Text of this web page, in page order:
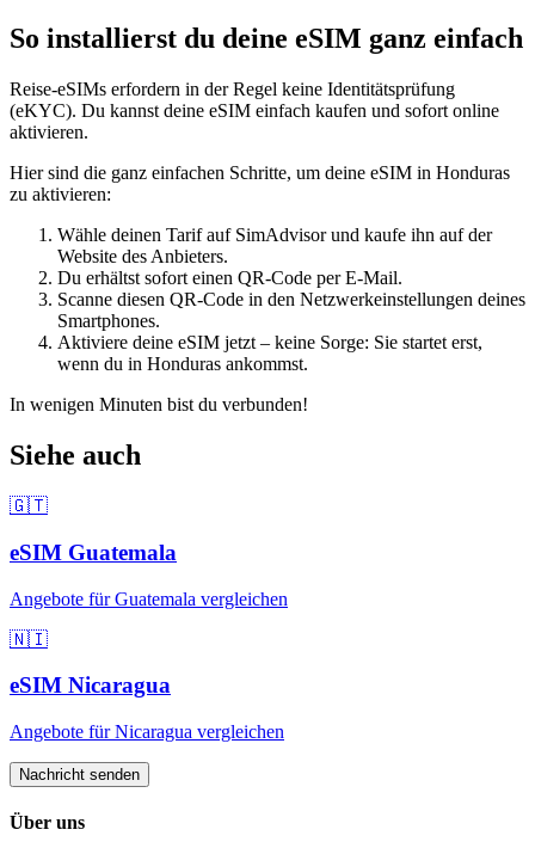
So installierst du deine eSIM ganz einfach
Reise-eSIMs erfordern in der Regel keine Identitätsprüfung
(eKYC). Du kannst deine eSIM einfach kaufen und sofort online
aktivieren.
Hier sind die ganz einfachen Schritte, um deine eSIM in Honduras
zu aktivieren:
Wähle deinen Tarif auf SimAdvisor und kaufe ihn auf der
Website des Anbieters.
Du erhältst sofort einen QR-Code per E-Mail.
Scanne diesen QR-Code in den Netzwerkeinstellungen deines
Smartphones.
Aktiviere deine eSIM jetzt – keine Sorge: Sie startet erst,
wenn du in Honduras ankommst.
In wenigen Minuten bist du verbunden!
Siehe auch
🇬🇹
eSIM Guatemala
Angebote fürGuatemala vergleichen
🇳🇮
eSIM Nicaragua
Angebote fürNicaragua vergleichen
Nachricht senden
Über uns